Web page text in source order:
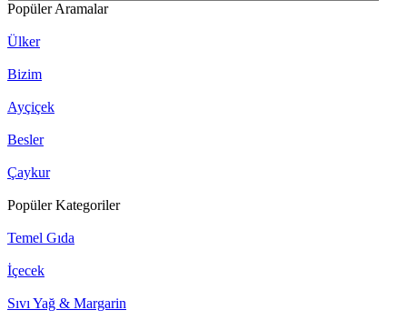
Popüler Aramalar
Ülker
Bizim
Ayçiçek
Besler
Çaykur
Popüler Kategoriler
Temel Gıda
İçecek
Sıvı Yağ & Margarin